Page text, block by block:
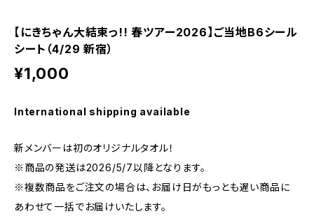
【にきちゃん大結束っ!! 春ツアー2026】ご当地B6シール
シート（4/29 新宿）
¥1,000
International shipping available
新メンバーは初のオリジナルタオル！
※商品の発送は2026/5/7以降となります。
※複数商品をご注文の場合は、お届け日がもっとも遅い商品に
あわせて一括でお届けいたします。